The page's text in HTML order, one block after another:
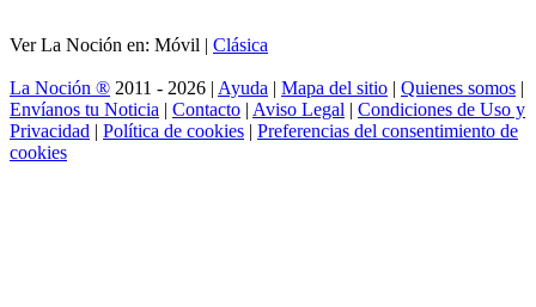
Ver La Noción en: Móvil | Clásica
La Noción ® 2011 - 2026 | Ayuda | Mapa del sitio | Quienes somos |
Envíanos tu Noticia | Contacto | Aviso Legal | Condiciones de Uso y
Privacidad | Política de cookies | Preferencias del consentimiento de
cookies